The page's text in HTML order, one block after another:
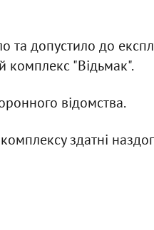
та допустило до
комплекс "Відьмак".
відомства.
здатні